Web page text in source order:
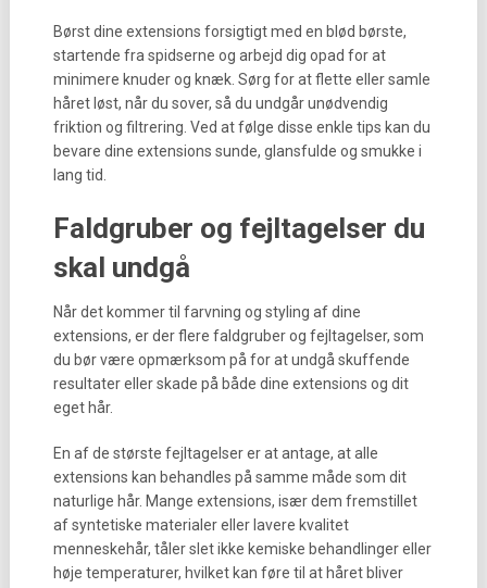
Børst dine extensions forsigtigt med en blød børste,
startende fra spidserne og arbejd dig opad for at
minimere knuder og knæk. Sørg for at flette eller samle
håret løst, når du sover, så du undgår unødvendig
friktion og filtrering. Ved at følge disse enkle tips kan du
bevare dine extensions sunde, glansfulde og smukke i
lang tid.
Faldgruber og fejltagelser du
skal undgå
Når det kommer til farvning og styling af dine
extensions, er der flere faldgruber og fejltagelser, som
du bør være opmærksom på for at undgå skuffende
resultater eller skade på både dine extensions og dit
eget hår.
En af de største fejltagelser er at antage, at alle
extensions kan behandles på samme måde som dit
naturlige hår. Mange extensions, især dem fremstillet
af syntetiske materialer eller lavere kvalitet
menneskehår, tåler slet ikke kemiske behandlinger eller
høje temperaturer, hvilket kan føre til at håret bliver